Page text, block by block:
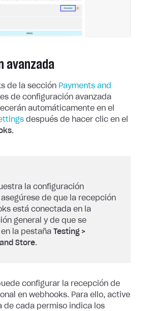
avanzada
de la sección Payments and
de configuración avanzada
automáticamente en el
después de hacer clic en el
.
la configuración
de que la recepción
está conectada en la
general y de que se
la pestaña
Testing >
Store.
configurar la recepción de
en webhooks. Para ello, active
de cada permiso indica los